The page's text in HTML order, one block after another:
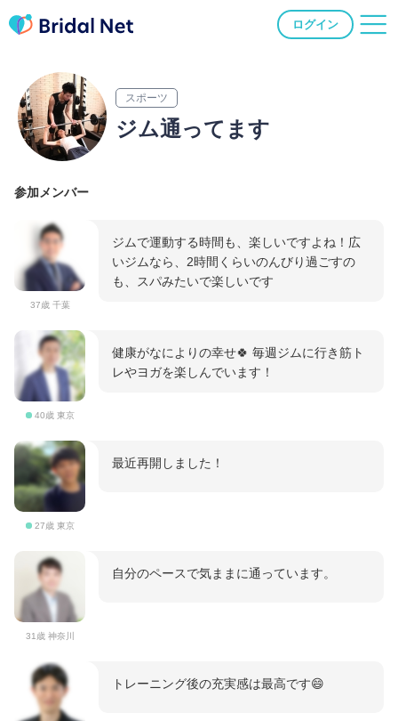
ログイン
スポーツ
ジム通ってます
参加メンバー
37歳 千葉
ジムで運動する時間も、楽しいですよね！広
いジムなら、2時間くらいのんびり過ごすの
も、スパみたいで楽しいです
40歳 東京
健康がなによりの幸せ🍀 毎週ジムに行き筋ト
レやヨガを楽しんでいます！
27歳 東京
最近再開しました！
31歳 神奈川
自分のペースで気ままに通っています。
トレーニング後の充実感は最高です😄